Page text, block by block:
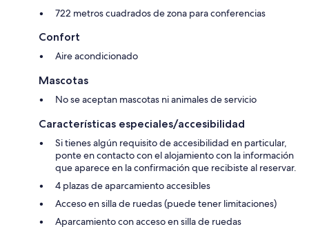
722 metros cuadrados de zona para conferencias
Confort
Aire acondicionado
Mascotas
No se aceptan mascotas ni animales de servicio
Características especiales/accesibilidad
Si tienes algún requisito de accesibilidad en particular,
ponte en contacto con el alojamiento con la información
que aparece en la confirmación que recibiste al reservar.
4 plazas de aparcamiento accesibles
Acceso en silla de ruedas (puede tener limitaciones)
Aparcamiento con acceso en silla de ruedas